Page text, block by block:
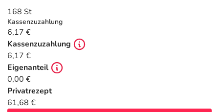
Tierapotheke
Vitamine & Mineralstoffe
Marken
Salus Deals
168 St
Kassenzuzahlung
6,17 €
Kassenzuzahlung
6,17 €
Eigenanteil
0,00 €
Privatrezept
61,68 €